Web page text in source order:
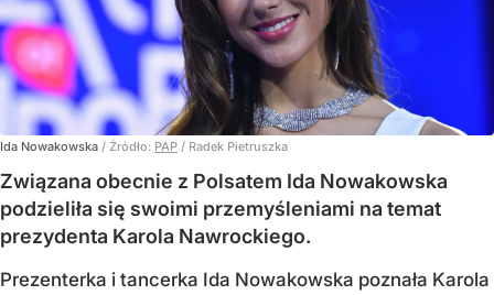
Ida Nowakowska / Źródło: PAP / Radek Pietruszka
Związana obecnie z Polsatem Ida Nowakowska
podzieliła się swoimi przemyśleniami na temat
prezydenta Karola Nawrockiego.
Prezenterka i tancerka Ida Nowakowska poznała Karola